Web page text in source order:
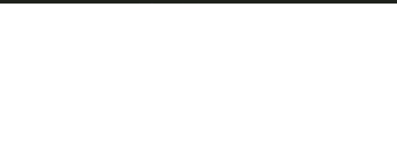
Telefone: (35) 99971-1768